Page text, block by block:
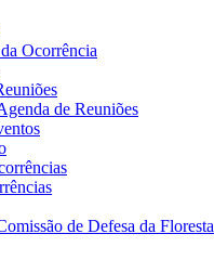
Ocorrência
de Reuniões
de Defesa da Floresta